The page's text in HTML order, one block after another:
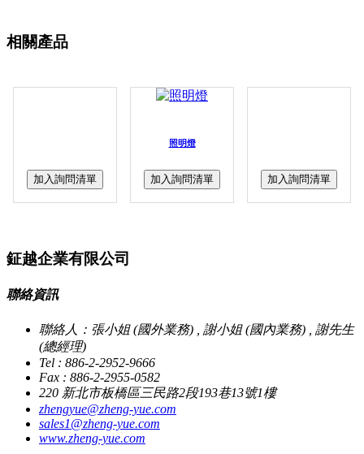
相關產品
加入詢問清單
照明燈
加入詢問清單 加入詢問清單
鉦越企業有限公司
聯絡資訊
聯絡人：張小姐 (國外業務) , 謝小姐 (國內業務) , 謝先生
(總經理)
Tel : 886-2-2952-9666
Fax : 886-2-2955-0582
220 新北市板橋區三民路2段193巷13號1樓
zhengyue@zheng-yue.com
sales1@zheng-yue.com
www.zheng-yue.com